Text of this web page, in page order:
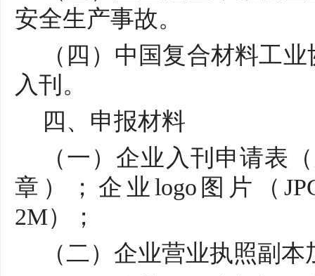
安全生产事故。
（四）中国复合材料工
入刊。
四、申报材料
（一）企业入刊申请表
章）；企业logo图片（
2M）；
（二）企业营业执照副